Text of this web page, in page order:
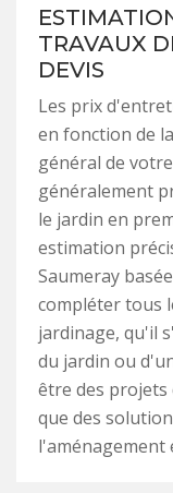
TRAVAUX
DEVIS
Les prix
en fonction de
général de
généralement
le jardin en
estimation
Saumeray
compléter tous
jardinage, qu'il
du jardin ou
être des projets
que des
l'aménagement